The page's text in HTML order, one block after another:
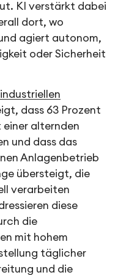
KI verstärkt dabei
dort, wo
agiert autonom,
oder Sicherheit
dass 63 Prozent
einer alternden
und dass das
Anlagenbetrieb
übersteigt, die
verarbeiten
diese
die
mit hohem
täglicher
und die